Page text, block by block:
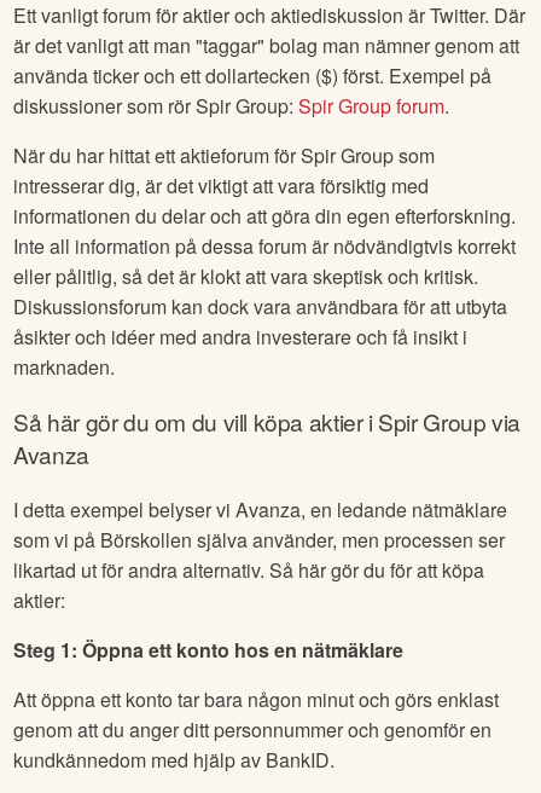
Ett vanligt forum för aktier och aktiediskussion är Twitter. Där
är det vanligt att man "taggar" bolag man nämner genom att
använda ticker och ett dollartecken ($) först. Exempel på
diskussioner som rörSpir Group:Spir Groupforum.
När du har hittat ett aktieforum förSpir Groupsom
intresserar dig, är det viktigt att vara försiktig med
informationen du delar och att göra din egen efterforskning.
Inte all information på dessa forum är nödvändigtvis korrekt
eller pålitlig, så det är klokt att vara skeptisk och kritisk.
Diskussionsforum kan dock vara användbara för att utbyta
åsikter och idéer med andra investerare och få insikt i
marknaden.
Så här gör du om du vill köpa aktier iSpir Groupvia
Avanza
I detta exempel belyser vi Avanza, en ledande nätmäklare
som vi på Börskollen själva använder, men processen ser
likartad ut för andra alternativ. Så här gör du för att köpa
aktier:
Steg 1: Öppna ett konto hos en nätmäklare
Att öppna ett konto tar bara någon minut och görs enklast
genom att du anger ditt personnummer och genomför en
kundkännedom med hjälp av BankID.